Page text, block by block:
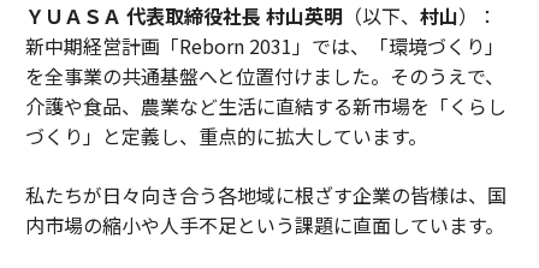
ＹＵＡＳＡ 代表取締役社長 村山英明（以下、 村山）：
新中期経営計画「Reborn 2031」では、「環境づくり」
を全事業の共通基盤へと位置付けました。そのうえで、
介護や食品、農業など生活に直結する新市場を「くらし
づくり」と定義し、重点的に拡大しています。
私たちが日々向き合う各地域に根ざす企業の皆様は、国
内市場の縮小や人手不足という課題に直面しています。